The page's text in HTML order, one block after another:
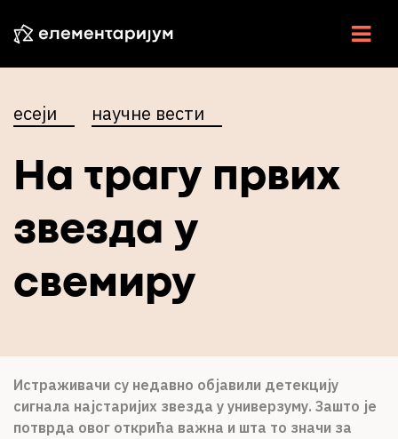
НАУЧНЕ ВЕСТИ
У ЦЕНТРУ
ЕЛЕМЕНТИ
О НАМА
есеји научне вести
На трагу првих
звезда у
свемиру
Истраживачи су недавно објавили детекцију
сигнала најстаријих звезда у универзуму. Зашто је
потврда овог открића важна и шта то значи за